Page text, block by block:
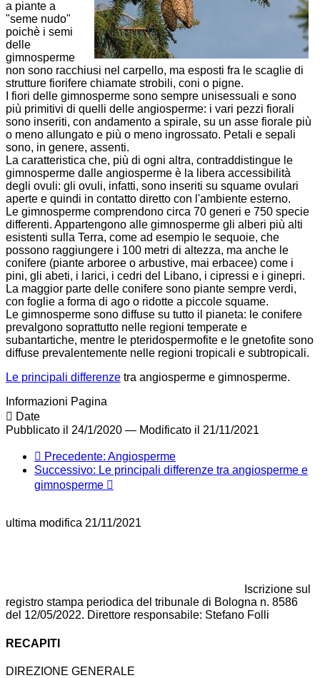
a piante a
"seme nudo"
poichè i semi
delle
gimnosperme
non sono racchiusi nel carpello, ma esposti fra le scaglie di
strutture fiorifere chiamate strobili, coni o pigne.
I fiori delle gimnosperme sono sempre unisessuali e sono
più primitivi di quelli delle angiosperme: i vari pezzi fiorali
sono inseriti, con andamento a spirale, su un asse fiorale più
o meno allungato e più o meno ingrossato. Petali e sepali
sono, in genere, assenti.
La caratteristica che, più di ogni altra, contraddistingue le
gimnosperme dalle angiosperme è la libera accessibilità
degli ovuli: gli ovuli, infatti, sono inseriti su squame ovulari
aperte e quindi in contatto diretto con l'ambiente esterno.
Le gimnosperme comprendono circa 70 generi e 750 specie
differenti. Appartengono alle gimnosperme gli alberi più alti
esistenti sulla Terra, come ad esempio le sequoie, che
possono raggiungere i 100 metri di altezza, ma anche le
conifere (piante arboree o arbustive, mai erbacee) come i
pini, gli abeti, i larici, i cedri del Libano, i cipressi e i ginepri.
La maggior parte delle conifere sono piante sempre verdi,
con foglie a forma di ago o ridotte a piccole squame.
Le gimnosperme sono diffuse su tutto il pianeta: le conifere
prevalgono soprattutto nelle regioni temperate e
subantartiche, mentre le pteridospermofite e le gnetofite sono
diffuse prevalentemente nelle regioni tropicali e subtropicali.
Le principali differenze tra angiosperme e gimnosperme.
Informazioni Pagina
Date
Pubblicato il 24/1/2020 — Modificato il 21/11/2021
Precedente: Angiosperme
Successivo: Le principali differenze tra angiosperme e
gimnosperme
ultima modifica 21/11/2021
Iscrizione sul
registro stampa periodica del tribunale di Bologna n. 8586
del 12/05/2022. Direttore responsabile: Stefano Folli
RECAPITI
DIREZIONE GENERALE